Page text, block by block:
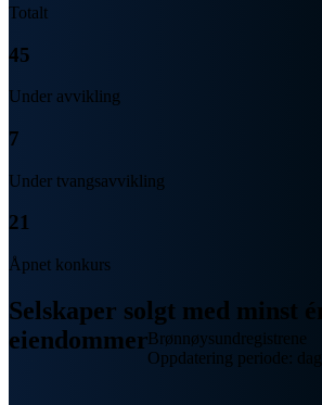
Totalt
45
Under avvikling
7
Under tvangsavvikling
21
Åpnet konkurs
Selskaper solgt med minst
eiendommerBrønnøysundregistrene
Oppdatering periode: